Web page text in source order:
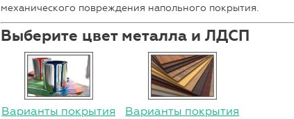
механического повреждения напольного покрытия.
Выберите цвет металла и ЛДСП
Варианты покрытия
Варианты покрытия